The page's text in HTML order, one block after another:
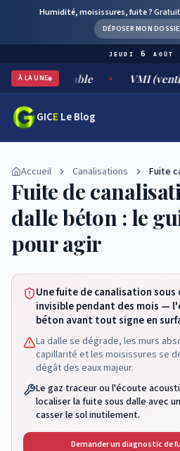
Humidité, moisissures, fuite ?
DÉPOSER MON
jeudi 6 août
À LA UNE
durable VMI (ventilation
GICE Le Blog
Accueil Canalisations Fuite
Fuite de
dalle béton : le
pour agir
Une fuite de canalisation
invisible pendant des mois —
béton avant tout signe en
La dalle se dégrade, les murs
capillarité et les moisissures se
dégât des eaux majeur.
Le gaz traceur ou l'écoute
localiser la fuite sous dalle avec
casser le sol inutilement.
Demander un diagnostic de